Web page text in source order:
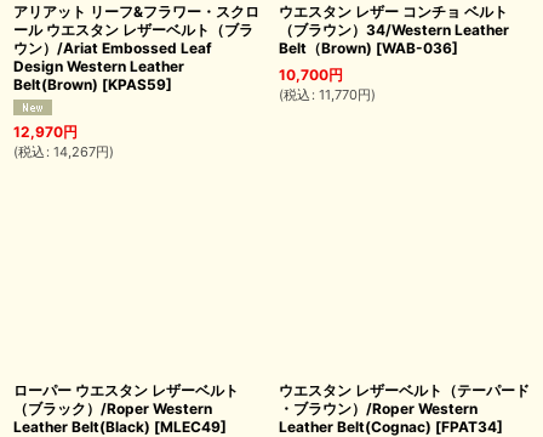
アリアット リーフ&フラワー・スクロ
ール ウエスタン レザーベルト（ブラ
ウン）/Ariat Embossed Leaf
Design Western Leather
Belt(Brown) [KPAS59]
12,970円
(税込 : 14,267円)
ウエスタン レザー コンチョ ベルト
（ブラウン）34/Western Leather
Belt（Brown) [WAB-036]
10,700円
(税込 : 11,770円)
ローパー ウエスタン レザーベルト
（ブラック）/Roper Western
Leather Belt(Black) [MLEC49]
ウエスタン レザーベルト（テーパード
・ブラウン）/Roper Western
Leather Belt(Cognac) [FPAT34]